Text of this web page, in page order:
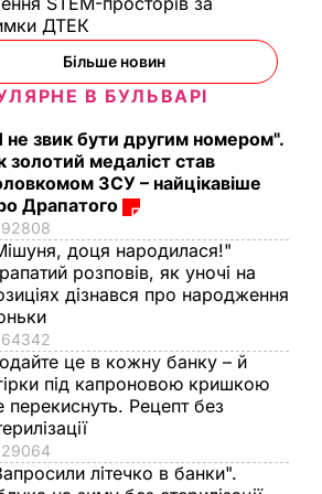
Якби
дав би
Німеччина
повернула Україні
грамоту Петра І, який
закликав
митрополита
Київського не
схилятися в бік
вселенського
патріарха
ДТЕК​
Більше новин
В БУЛЬВАРІ
не звик бути другим номером".
золотий медаліст став
ЗСУ – найцікавіше
Драпатого
92808
доця народилася!"
розповів, як уночі на
дізнався про народження
64342
це в кожну банку – й
під капроновою кришкою
перекиснуть. Рецепт без
29064
літечко в банки".